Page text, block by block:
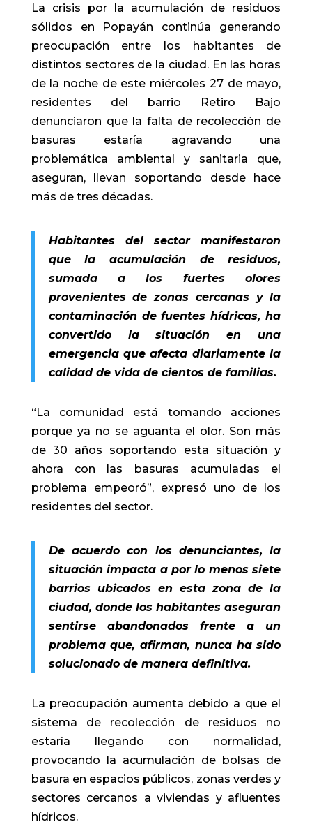
La crisis por la acumulación de residuos
sólidos en Popayán continúa generando
preocupación entre los habitantes de
distintos sectores de la ciudad. En las horas
de la noche de este miércoles 27 de mayo,
residentes del barrio Retiro Bajo
denunciaron que la falta de recolección de
basuras estaría agravando una
problemática ambiental y sanitaria que,
aseguran, llevan soportando desde hace
más de tres décadas.
Habitantes del sector manifestaron
que la acumulación de residuos,
sumada a los fuertes olores
provenientes de zonas cercanas y la
contaminación de fuentes hídricas, ha
convertido la situación en una
emergencia que afecta diariamente la
calidad de vida de cientos de familias.
“La comunidad está tomando acciones
porque ya no se aguanta el olor. Son más
de 30 años soportando esta situación y
ahora con las basuras acumuladas el
problema empeoró”, expresó uno de los
residentes del sector.
De acuerdo con los denunciantes, la
situación impacta a por lo menos siete
barrios ubicados en esta zona de la
ciudad, donde los habitantes aseguran
sentirse abandonados frente a un
problema que, afirman, nunca ha sido
solucionado de manera definitiva.
La preocupación aumenta debido a que el
sistema de recolección de residuos no
estaría llegando con normalidad,
provocando la acumulación de bolsas de
basura en espacios públicos, zonas verdes y
sectores cercanos a viviendas y afluentes
hídricos.